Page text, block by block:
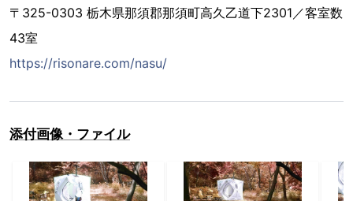
〒325-0303 栃木県那須郡那須町高久乙道下2301／客室数
43室
https://risonare.com/nasu/
添付画像・ファイル